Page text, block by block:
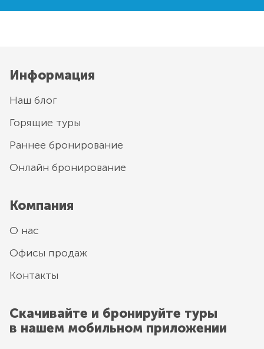
Информация
Наш блог
Горящие туры
Раннее бронирование
Онлайн бронирование
Компания
О нас
Офисы продаж
Контакты
Скачивайте и бронируйте туры
в нашем мобильном приложении